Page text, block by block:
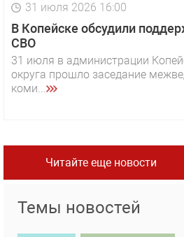
31 июля 2026 16:00
В Копейске обсудили
СВО
31 июля в администрации
округа прошло заседание
коми...
Читайте еще новости
Темы новостей